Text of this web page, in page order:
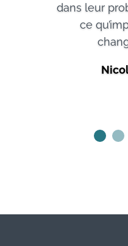
dans leur
ce